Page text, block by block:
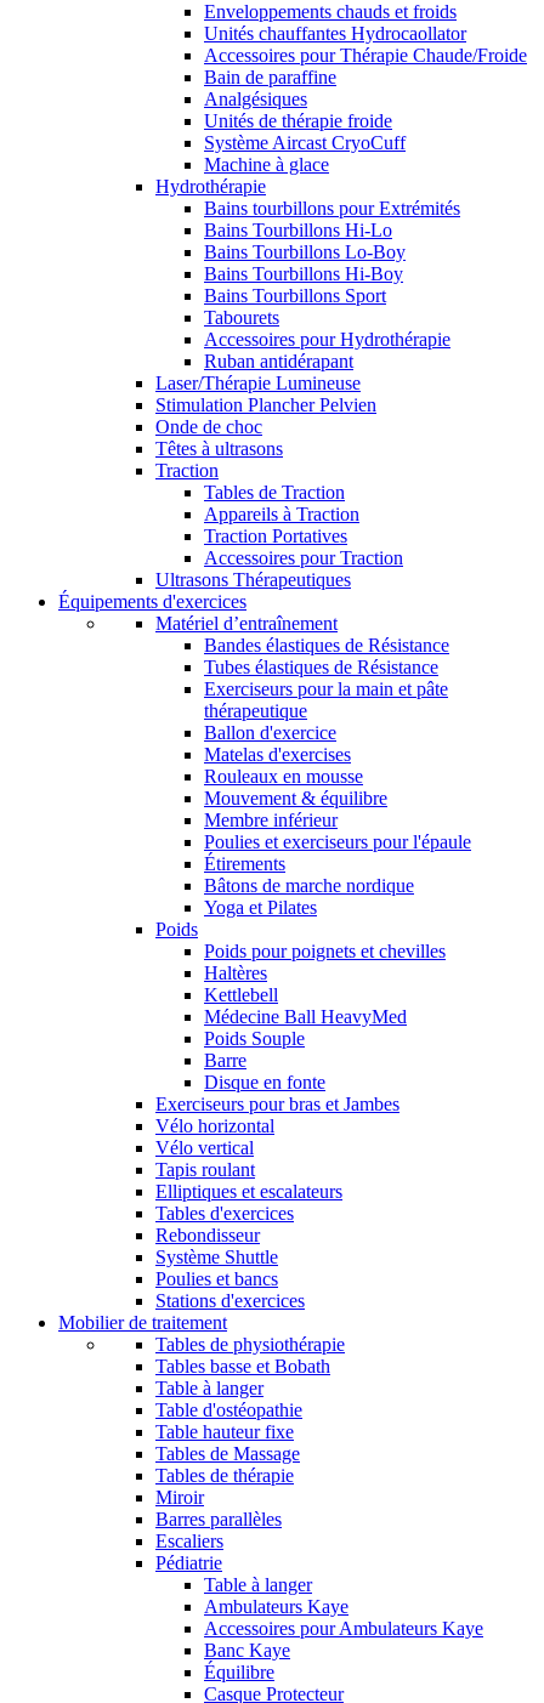
Enveloppements chauds et froids
Unités chauffantes Hydrocaollator
Accessoires pour Thérapie Chaude/Froide
Bain de paraffine
Analgésiques
Unités de thérapie froide
Système Aircast CryoCuff
Machine à glace
Hydrothérapie
Bains tourbillons pour Extrémités
Bains Tourbillons Hi-Lo
Bains Tourbillons Lo-Boy
Bains Tourbillons Hi-Boy
Bains Tourbillons Sport
Tabourets
Accessoires pour Hydrothérapie
Ruban antidérapant
Laser/Thérapie Lumineuse
Stimulation Plancher Pelvien
Onde de choc
Têtes à ultrasons
Traction
Tables de Traction
Appareils à Traction
Traction Portatives
Accessoires pour Traction
Ultrasons Thérapeutiques
Équipements d'exercices
Matériel d’entraînement
Bandes élastiques de Résistance
Tubes élastiques de Résistance
Exerciseurs pour la main et pâte
thérapeutique
Ballon d'exercice
Matelas d'exercises
Rouleaux en mousse
Mouvement & équilibre
Membre inférieur
Poulies et exerciseurs pour l'épaule
Étirements
Bâtons de marche nordique
Yoga et Pilates
Poids
Poids pour poignets et chevilles
Haltères
Kettlebell
Médecine Ball HeavyMed
Poids Souple
Barre
Disque en fonte
Exerciseurs pour bras et Jambes
Vélo horizontal
Vélo vertical
Tapis roulant
Elliptiques et escalateurs
Tables d'exercices
Rebondisseur
Système Shuttle
Poulies et bancs
Stations d'exercices
Mobilier de traitement
Tables de physiothérapie
Tables basse et Bobath
Table à langer
Table d'ostéopathie
Table hauteur fixe
Tables de Massage
Tables de thérapie
Miroir
Barres parallèles
Escaliers
Pédiatrie
Table à langer
Ambulateurs Kaye
Accessoires pour Ambulateurs Kaye
Banc Kaye
Équilibre
Casque Protecteur